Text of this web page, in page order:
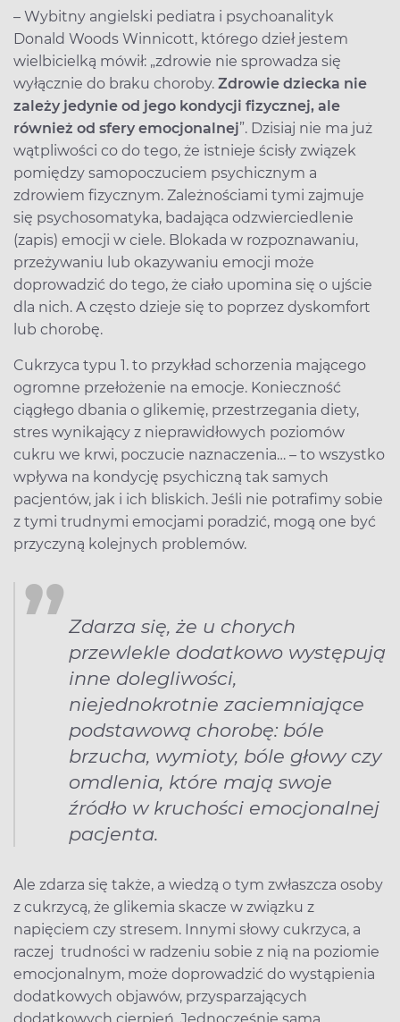
– Wybitny angielski pediatra i psychoanalityk
Donald Woods Winnicott, którego dzieł jestem
wielbicielką mówił: „zdrowie nie sprowadza się
wyłącznie do braku choroby. Zdrowie dziecka nie
zależy jedynie od jego kondycji fizycznej, ale
również od sfery emocjonalnej”. Dzisiaj nie ma już
wątpliwości co do tego, że istnieje ścisły związek
pomiędzy samopoczuciem psychicznym a
zdrowiem fizycznym. Zależnościami tymi zajmuje
się psychosomatyka, badająca odzwierciedlenie
(zapis) emocji w ciele. Blokada w rozpoznawaniu,
przeżywaniu lub okazywaniu emocji może
doprowadzić do tego, że ciało upomina się o ujście
dla nich. A często dzieje się to poprzez dyskomfort
lub chorobę.
Cukrzyca typu 1. to przykład schorzenia mającego
ogromne przełożenie na emocje. Konieczność
ciągłego dbania o glikemię, przestrzegania diety,
stres wynikający z nieprawidłowych poziomów
cukru we krwi, poczucie naznaczenia… – to wszystko
wpływa na kondycję psychiczną tak samych
pacjentów, jak i ich bliskich. Jeśli nie potrafimy sobie
z tymi trudnymi emocjami poradzić, mogą one być
przyczyną kolejnych problemów.
Zdarza się, że u chorych
przewlekle dodatkowo występują
inne dolegliwości,
niejednokrotnie zaciemniające
podstawową chorobę: bóle
brzucha, wymioty, bóle głowy czy
omdlenia, które mają swoje
źródło w kruchości emocjonalnej
pacjenta.
Ale zdarza się także, a wiedzą o tym zwłaszcza osoby
z cukrzycą, że glikemia skacze w związku z
napięciem czy stresem. Innymi słowy cukrzyca, a
raczej trudności w radzeniu sobie z nią na poziomie
emocjonalnym, może doprowadzić do wystąpienia
dodatkowych objawów, przysparzających